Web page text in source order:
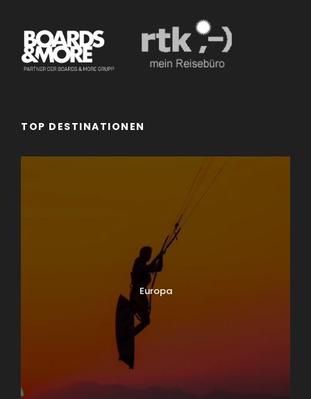
TOP DESTINATIONEN
Europa